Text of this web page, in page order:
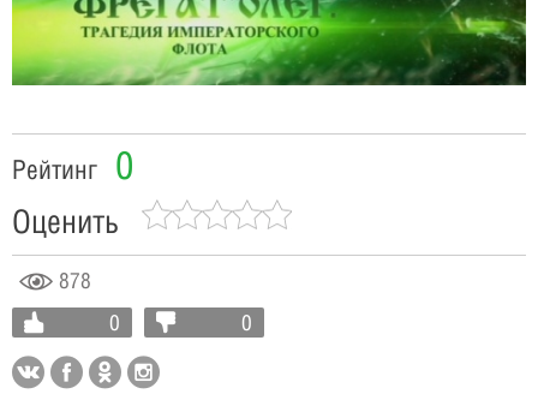
Video
878
0
0
Рейтинг 0
Оценить